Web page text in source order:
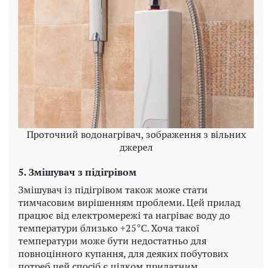
Проточний водонагрівач, зображення з вільних
джерел
5. Змішувач з підігрівом
Змішувач із підігрівом також може стати
тимчасовим вирішенням проблеми. Цей прилад
працює від електромережі та нагріває воду до
температури близько +25°C. Хоча такої
температури може бути недостатньо для
повноцінного купання, для деяких побутових